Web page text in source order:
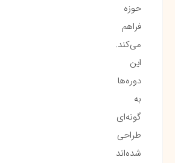
حوزه
فراهم
می‌کند.
این
دوره‌ها
به
گونه‌ای
طراحی
شده‌اند